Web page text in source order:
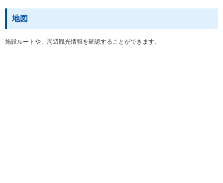
地図
施設ルートや、周辺観光情報を確認することができます。